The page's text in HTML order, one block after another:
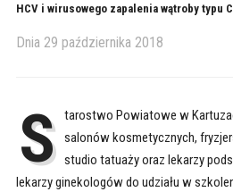
HCV i wirusowego zapalenia wątroby typu C
Dnia 29 października 2018
S tarostwo Powiatowe w
salonów kosmetycznych,
studio tatuaży oraz lekarzy
lekarzy ginekologów do udziału w